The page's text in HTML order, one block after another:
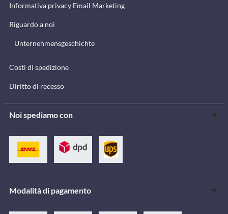
Informativa privacy Email Marketing
Riguardo a noi
Unternehmensgeschichte
Costi di spedizione
Diritto di recesso
Noi spediamo con
Modalità di pagamento